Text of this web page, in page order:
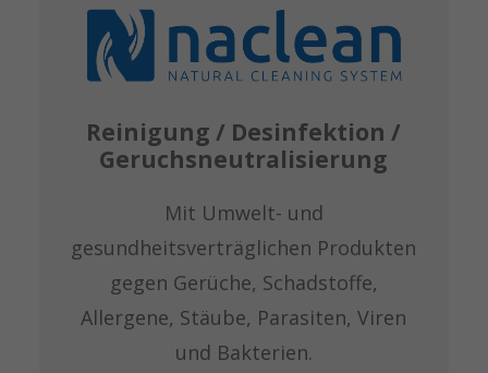
Reinigung / Desinfektion /
Geruchsneutralisierung
Mit Umwelt- und
gesundheitsverträglichen Produkten
gegen Gerüche, Schadstoffe,
Allergene, Stäube, Parasiten, Viren
und Bakterien.